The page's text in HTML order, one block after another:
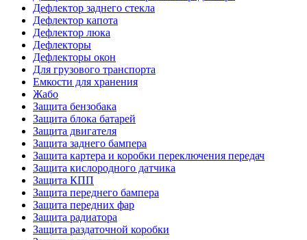
Дефлектор заднего стекла
Дефлектор капота
Дефлектор люка
Дефлекторы
Дефлекторы окон
Для грузового транспорта
Емкости для хранения
Жабо
Защита бензобака
Защита блока батарей
Защита двигателя
Защита заднего бампера
Защита картера и коробки переключения передач
Защита кислородного датчика
Защита КПП
Защита переднего бампера
Защита передних фар
Защита радиатора
Защита раздаточной коробки